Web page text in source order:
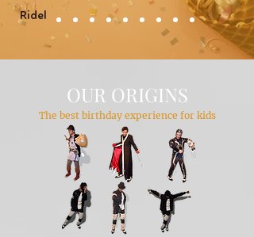
Ridel
OUR ORIGINS
The best birthday experience for kids